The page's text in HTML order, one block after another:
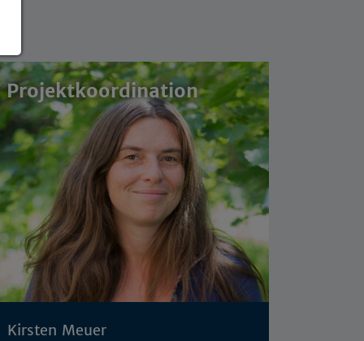
Projektkoordination
Kirsten Meuer